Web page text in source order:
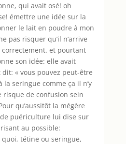
qui avait osé! oh
émettre une idée sur la
le lait en poudre à mon
pas risquer qu’il n’arrive
correctement. et pourtant
son idée: elle avait
« vous pouvez peut-être
la seringue comme ça il n’y
risque de confusion sein
qu’aussitôt la mégère
puériculture lui dise sur
au possible:
quoi, tétine ou seringue,